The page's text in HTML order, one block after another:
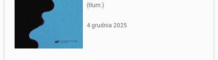
(tłum.)
4 grudnia 2025